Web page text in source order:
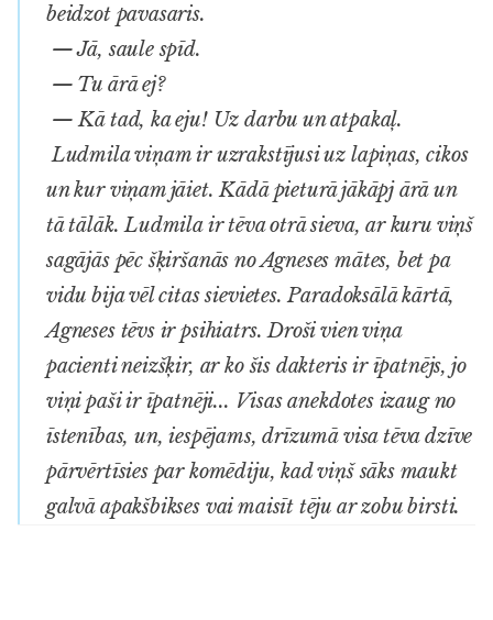
beidzot pavasaris.
— Jā, saule spīd.
— Tu ārā ej?
— Kā tad, ka eju! Uz darbu un atpakaļ.
Ludmila viņam ir uzrakstījusi uz lapiņas, cikos
un kur viņam jāiet. Kādā pieturā jākāpj ārā un
tā tālāk. Ludmila ir tēva otrā sieva, ar kuru viņš
sagājās pēc šķiršanās no Agneses mātes, bet pa
vidu bija vēl citas sievietes. Paradoksālā kārtā,
Agneses tēvs ir psihiatrs. Droši vien viņa
pacienti neizšķir, ar ko šis dakteris ir īpatnējs, jo
viņi paši ir īpatnēji... Visas anekdotes izaug no
īstenības, un, iespējams, drīzumā visa tēva dzīve
pārvērtīsies par komēdiju, kad viņš sāks maukt
galvā apakšbikses vai maisīt tēju ar zobu birsti.